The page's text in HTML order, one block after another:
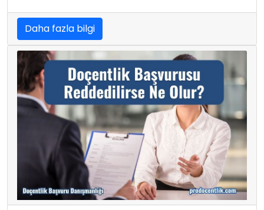
Daha fazla bilgi